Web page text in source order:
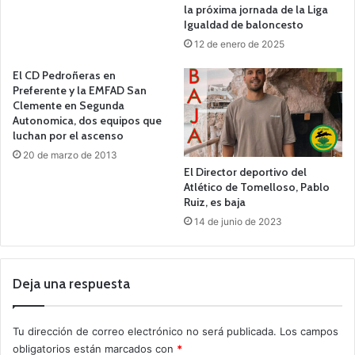
la próxima jornada de la Liga
Igualdad de baloncesto
12 de enero de 2025
El CD Pedroñeras en
Preferente y la EMFAD San
Clemente en Segunda
Autonomica, dos equipos que
luchan por el ascenso
20 de marzo de 2013
El Director deportivo del
Atlético de Tomelloso, Pablo
Ruiz, es baja
14 de junio de 2023
Deja una respuesta
Tu dirección de correo electrónico no será publicada. Los campos
obligatorios están marcados con *